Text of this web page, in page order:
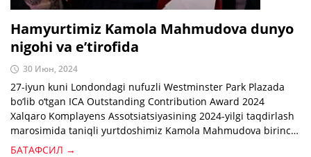
Hamyurtimiz Kamola Mahmudova dunyo
nigohi va eʼtirofida
30 Июн, 2024
27-iyun kuni Londondagi nufuzli Westminster Park Plazada
bo‘lib o‘tgan ICA Outstanding Contribution Award 2024
Xalqaro Komplayens Assotsiatsiyasining 2024-yilgi taqdirlash
marosimida taniqli yurtdoshimiz Kamola Mahmudova birinchi
marta ICA tarixida komplayens sohasiga salmoqli hissasi
БАТАФСИЛ →